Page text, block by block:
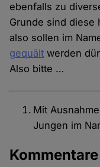
ebenfalls zu
Grunde sind diese
also sollen im
gequält werden
Also bitte …
Mit
Jungen im
Kommentare